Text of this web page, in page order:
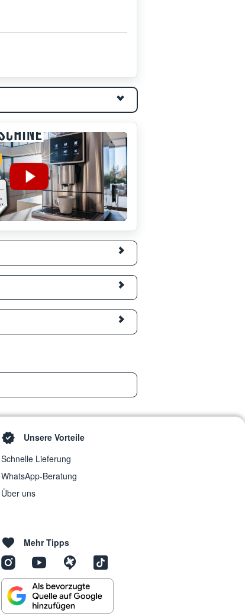
Unsere Vorteile
Schnelle Lieferung
WhatsApp-Beratung
Über uns
Mehr Tipps